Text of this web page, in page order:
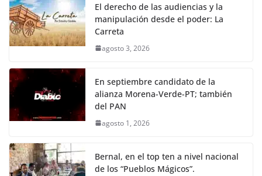
El derecho de las audiencias y la
manipulación desde el poder: La
Carreta
agosto 3, 2026
En septiembre candidato de la
alianza Morena-Verde-PT; también
del PAN
agosto 1, 2026
Bernal, en el top ten a nivel nacional
de los “Pueblos Mágicos”.